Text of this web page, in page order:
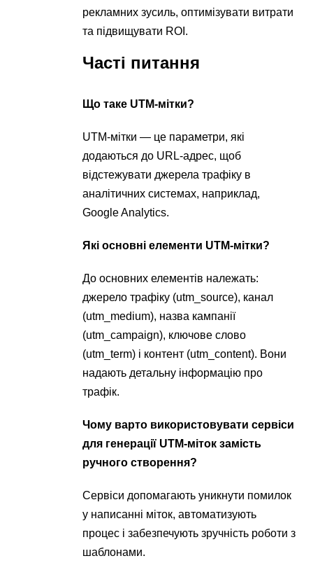
рекламних зусиль, оптимізувати витрати
та підвищувати ROI.
Часті питання
Що таке UTM-мітки?
UTM-мітки — це параметри, які
додаються до URL-адрес, щоб
відстежувати джерела трафіку в
аналітичних системах, наприклад,
Google Analytics.
Які основні елементи UTM-мітки?
До основних елементів належать:
джерело трафіку (utm_source), канал
(utm_medium), назва кампанії
(utm_campaign), ключове слово
(utm_term) і контент (utm_content). Вони
надають детальну інформацію про
трафік.
Чому варто використовувати сервіси
для генерації UTM-міток замість
ручного створення?
Сервіси допомагають уникнути помилок
у написанні міток, автоматизують
процес і забезпечують зручність роботи з
шаблонами.